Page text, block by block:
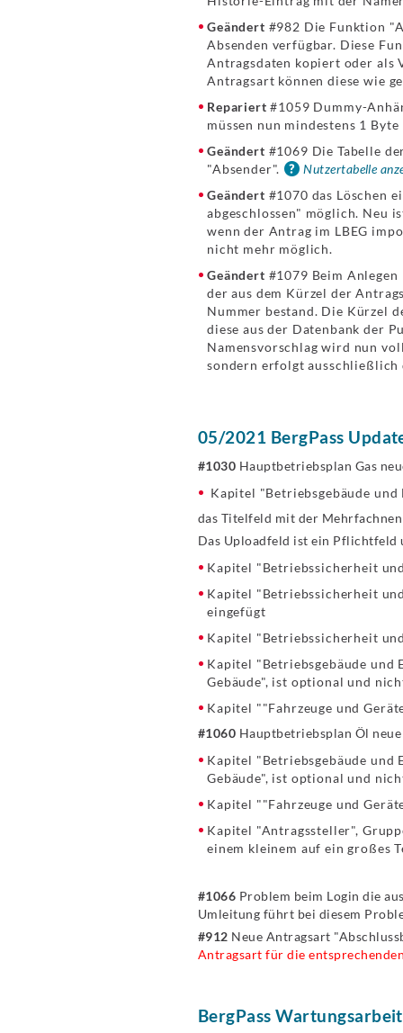
Geändert #982 Die Funktion
Absenden verfügbar. Diese
Antragsdaten kopiert oder als
Antragsart können diese wie
Repariert #1059 Dummy-
müssen nun mindestens 1
Geändert #1069 Die Tabelle
"Absender".
Nutzertabelle
Geändert #1070 das Löschen
abgeschlossen" möglich. Neu
wenn der Antrag im LBEG
nicht mehr möglich.
Geändert #1079 Beim
der aus dem Kürzel der
Nummer bestand. Die Kürzel
diese aus der Datenbank der
Namensvorschlag wird nun
sondern erfolgt ausschließlich
05/2021 BergPass
#1030 Hauptbetriebsplan Gas
Kapitel "Betriebsgebäude
das Titelfeld mit der
Das Uploadfeld ist ein Pflichtfeld
Kapitel "Betriebssicherheit
Kapitel "Betriebssicherheit
eingefügt
Kapitel "Betriebssicherheit
Kapitel "Betriebsgebäude und
Gebäude", ist optional und
Kapitel ""Fahrzeuge und
#1060 Hauptbetriebsplan Öl
Kapitel "Betriebsgebäude und
Gebäude", ist optional und
Kapitel ""Fahrzeuge und
Kapitel "Antragssteller",
einem kleinem auf ein großes
#1066 Problem beim Login die
Umleitung führt bei diesem
#912 Neue Antragsart
Antragsart für die
BergPass